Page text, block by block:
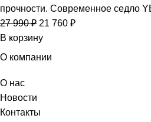
прочности. Современное седло
27 990₽ 21 760 ₽
В корзину
О компании
О нас
Новости
Контакты